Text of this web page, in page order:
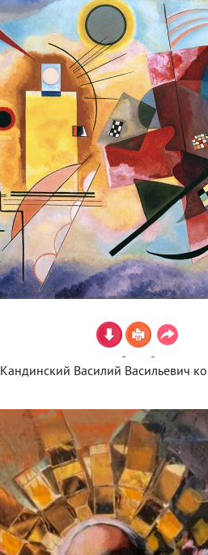
Кандинский Василий Васильевич